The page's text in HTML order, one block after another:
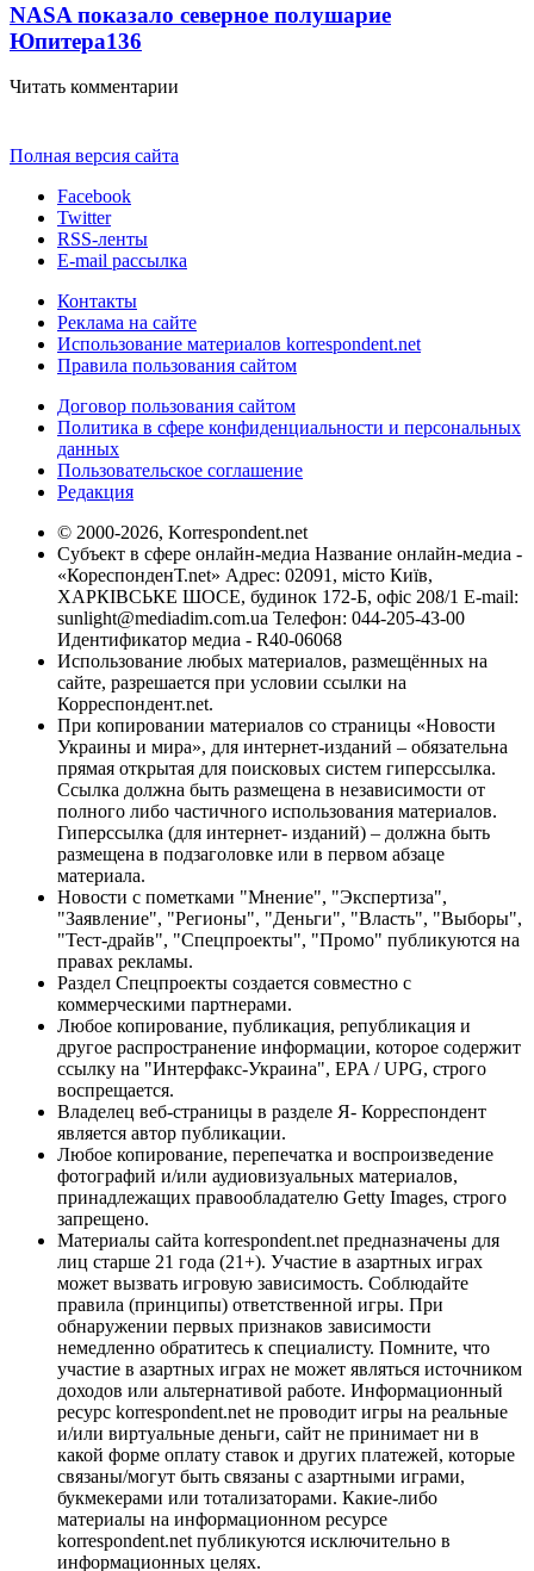
NASA показало северное полушарие
Юпитера136
Читать комментарии
Полная версия сайта
Facebook
Twitter
RSS-ленты
E-mail рассылка
Контакты
Реклама на сайте
Использование материалов korrespondent.net
Правила пользования сайтом
Договор пользования сайтом
Политика в сфере конфиденциальности и персональных
данных
Пользовательское соглашение
Редакция
© 2000-2026, Korrespondent.net
Субъект в сфере онлайн-медиа Название онлайн-медиа -
«КореспонденТ.net» Адрес: 02091, місто Київ,
ХАРКІВСЬКЕ ШОСЕ, будинок 172-Б, офіс 208/1 E-mail:
sunlight@mediadim.com.ua Телефон: 044-205-43-00
Идентификатор медиа - R40-06068
Использование любых материалов, размещённых на
сайте, разрешается при условии ссылки на
Корреспондент.net.
При копировании материалов со страницы «Новости
Украины и мира», для интернет-изданий – обязательна
прямая открытая для поисковых систем гиперссылка.
Ссылка должна быть размещена в независимости от
полного либо частичного использования материалов.
Гиперссылка (для интернет- изданий) – должна быть
размещена в подзаголовке или в первом абзаце
материала.
Новости с пометками "Мнение", "Экспертиза",
"Заявление", "Регионы", "Деньги", "Власть", "Выборы",
"Тест-драйв", "Спецпроекты", "Промо" публикуются на
правах рекламы.
Раздел Спецпроекты создается совместно с
коммерческими партнерами.
Любое копирование, публикация, републикация и
другое распространение информации, которое содержит
ссылку на "Интерфакс-Украина", EPA / UPG, строго
воспрещается.
Владелец веб-страницы в разделе Я- Корреспондент
является автор публикации.
Любое копирование, перепечатка и воспроизведение
фотографий и/или аудиовизуальных материалов,
принадлежащих правообладателю Getty Images, строго
запрещено.
Материалы сайта korrespondent.net предназначены для
лиц старше 21 года (21+). Участие в азартных играх
может вызвать игровую зависимость. Соблюдайте
правила (принципы) ответственной игры. При
обнаружении первых признаков зависимости
немедленно обратитесь к специалисту. Помните, что
участие в азартных играх не может являться источником
доходов или альтернативой работе. Информационный
ресурс korrespondent.net не проводит игры на реальные
и/или виртуальные деньги, сайт не принимает ни в
какой форме оплату ставок и других платежей, которые
связаны/могут быть связаны с азартными играми,
букмекерами или тотализаторами. Какие-либо
материалы на информационном ресурсе
korrespondent.net публикуются исключительно в
информационных целях.